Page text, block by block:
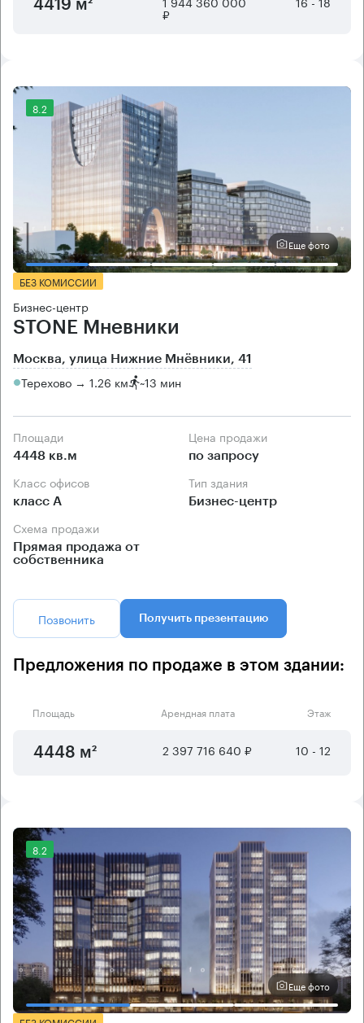
4419 м² ₽
8.2
Еще фото
БЕЗ КОМИССИИ
Бизнес-центр
STONE Мневники
Москва, улица Нижние Мнёвники, 41
Терехово → 1.26 км ~13 мин
Площади
4448 кв.м
Цена продажи
по запросу
Класс офисов
класс А
Тип здания
Бизнес-центр
Схема продажи
Прямая продажа от
собственника
Позвонить Получить презентацию
Предложения по продаже в этом здании:
Площадь Арендная плата Этаж
4448 м² 2 397 716 640 ₽ 10 - 12
8.2
Еще фото